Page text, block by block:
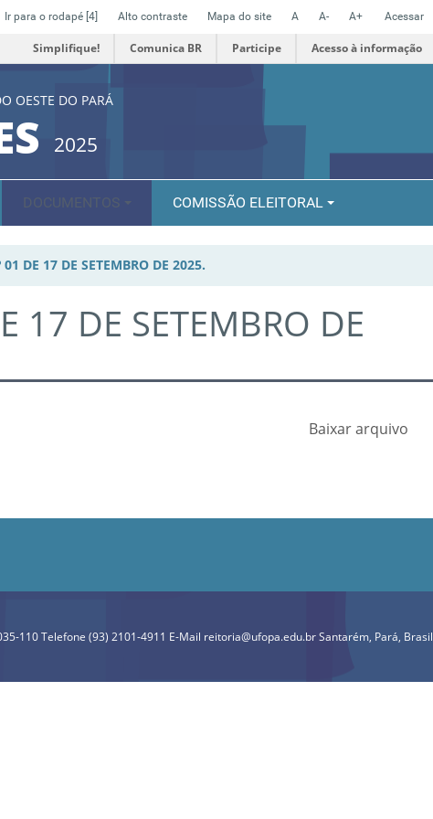
Ir para o rodapé [4] Alto contraste Mapa do site A A- A+ Acessar
Simplifique! Comunica BR Participe Acesso à informação
OESTE DO PARÁ
2025
COMISSÃO ELEITORAL
01 DE 17 DE SETEMBRO DE 2025.
17 DE SETEMBRO DE
Baixar arquivo
110 Telefone (93) 2101-4911 E-Mail reitoria@ufopa.edu.br Santarém, Pará, Brasil